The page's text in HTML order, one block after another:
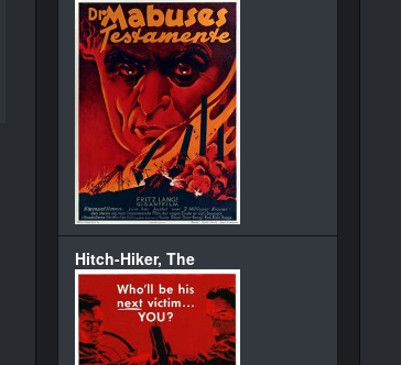
Hitch-Hiker, The